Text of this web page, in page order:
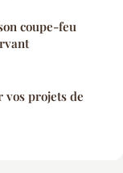
coupe-feu
vos projets de